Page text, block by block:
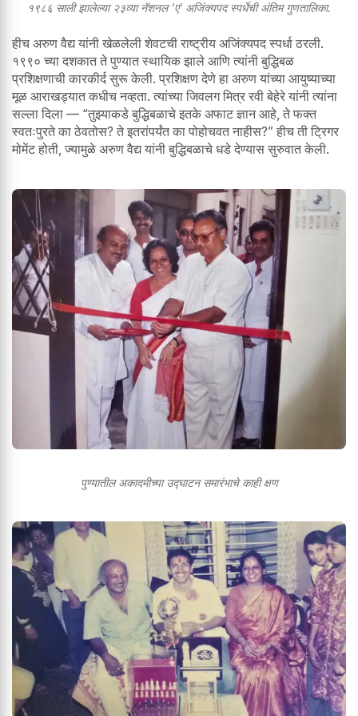
१९८६ साली झालेल्या २३व्या नॅशनल ‘ए’ अजिंक्यपद स्पर्धेची अंतिम गुणतालिका.
हीच अरुण वैद्य यांनी खेळलेली शेवटची राष्ट्रीय अजिंक्यपद स्पर्धा ठरली.
१९९० च्या दशकात ते पुण्यात स्थायिक झाले आणि त्यांनी बुद्धिबळ
प्रशिक्षणाची कारकीर्द सुरू केली. प्रशिक्षण देणे हा अरुण यांच्या आयुष्याच्या
मूळ आराखड्यात कधीच नव्हता. त्यांच्या जिवलग मित्र रवी बेहेरे यांनी त्यांना
सल्ला दिला — “तुझ्याकडे बुद्धिबळाचे इतके अफाट ज्ञान आहे, ते फक्त
स्वतःपुरते का ठेवतोस? ते इतरांपर्यंत का पोहोचवत नाहीस?” हीच ती ट्रिगर
मोमेंट होती, ज्यामुळे अरुण वैद्य यांनी बुद्धिबळाचे धडे देण्यास सुरुवात केली.
पुण्यातील अकादमीच्या उद्घाटन समारंभाचे काही क्षण